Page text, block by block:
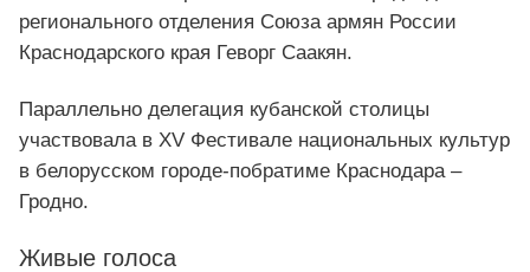
регионального отделения Союза армян России
Краснодарского края Геворг Саакян.
Параллельно делегация кубанской столицы
участвовала в XV Фестивале национальных культур
в белорусском городе-побратиме Краснодара –
Гродно.
Живые голоса